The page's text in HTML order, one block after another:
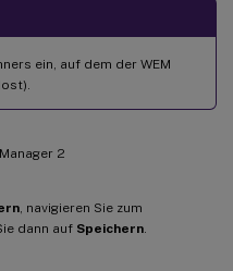
ein, auf dem der WEM
, navigieren Sie zum
dann auf Speichern